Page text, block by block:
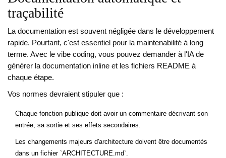
traçabilité
La documentation est souvent négligée dans le développement
rapide. Pourtant, c'est essentiel pour la maintenabilité à long
terme. Avec le vibe coding, vous pouvez demander à l'IA de
générer la documentation inline et les fichiers README à
chaque étape.
Vos normes devraient stipuler que :
Chaque fonction publique doit avoir un commentaire décrivant son
entrée, sa sortie et ses effets secondaires.
Les changements majeurs d'architecture doivent être documentés
dans un fichier `ARCHITECTURE.md`.